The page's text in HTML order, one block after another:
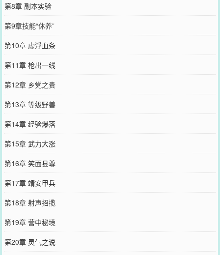
第8章 副本实验
第9章技能“休养”
第10章 虚浮血条
第11章 枪出一线
第12章 乡党之贵
第13章 等级野兽
第14章 经验爆落
第15章 武力大涨
第16章 笑面县尊
第17章 靖安甲兵
第18章 射声招揽
第19章 营中秘境
第20章 灵气之说